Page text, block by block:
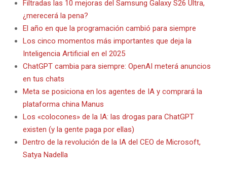
Filtradas las 10 mejoras del Samsung Galaxy S26 Ultra,
¿merecerá la pena?
El año en que la programación cambió para siempre
Los cinco momentos más importantes que deja la
Inteligencia Artificial en el 2025
ChatGPT cambia para siempre: OpenAI meterá anuncios
en tus chats
Meta se posiciona en los agentes de IA y comprará la
plataforma china Manus
Los «colocones» de la IA: las drogas para ChatGPT
existen (y la gente paga por ellas)
Dentro de la revolución de la IA del CEO de Microsoft,
Satya Nadella